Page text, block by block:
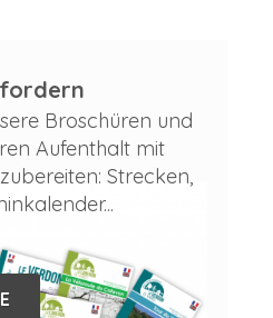
Broschüren und
Aufenthalt mit
Strecken,